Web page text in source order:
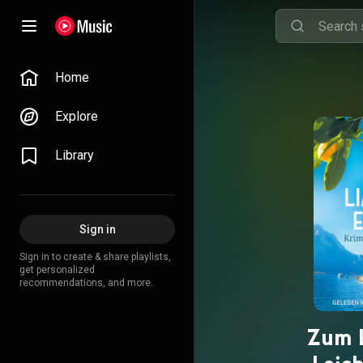
Home
Explore
Library
Sign in
Sign in to create & share playlists,
get personalized
recommendations, and more.
Zum